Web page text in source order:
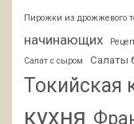
Пирожки из дрожжевого
начинающих
Салат с сыром Салаты
Токийская
кухня